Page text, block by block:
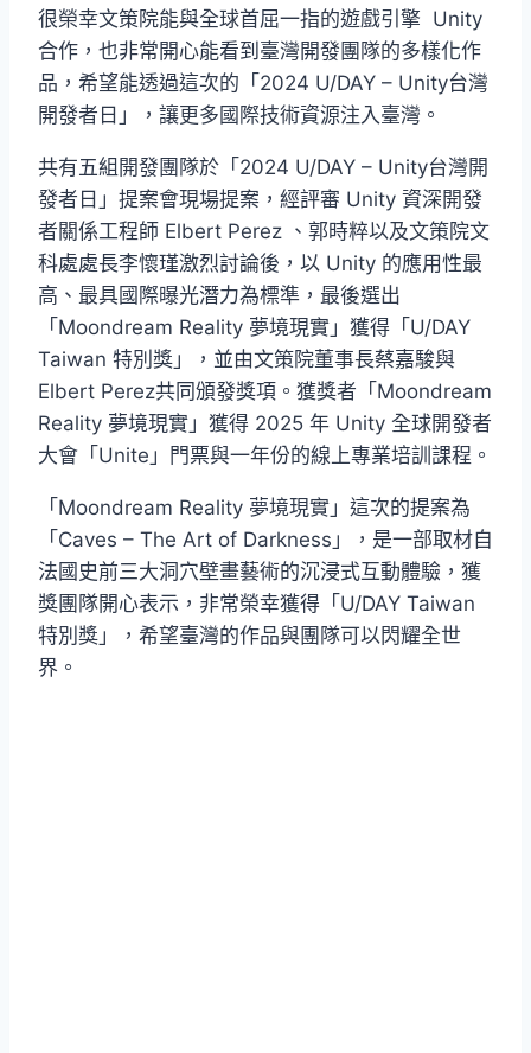
很榮幸文策院能與全球首屈一指的遊戲引擎 Unity
合作，也非常開心能看到臺灣開發團隊的多樣化作
品，希望能透過這次的「2024 U/DAY – Unity台灣
開發者日」，讓更多國際技術資源注入臺灣。
共有五組開發團隊於「2024 U/DAY – Unity台灣開
發者日」提案會現場提案，經評審 Unity 資深開發
者關係工程師 Elbert Perez 、郭時粹以及文策院文
科處處長李懷瑾激烈討論後，以 Unity 的應用性最
高、最具國際曝光潛力為標準，最後選出
「Moondream Reality 夢境現實」獲得「U/DAY
Taiwan 特別獎」，並由文策院董事長蔡嘉駿與
Elbert Perez共同頒發獎項。獲獎者「Moondream
Reality 夢境現實」獲得 2025 年 Unity 全球開發者
大會「Unite」門票與一年份的線上專業培訓課程。
「Moondream Reality 夢境現實」這次的提案為
「Caves – The Art of Darkness」，是一部取材自
法國史前三大洞穴壁畫藝術的沉浸式互動體驗，獲
獎團隊開心表示，非常榮幸獲得「U/DAY Taiwan
特別獎」，希望臺灣的作品與團隊可以閃耀全世
界。